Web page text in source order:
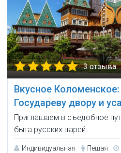
3 отзыва
Вкусное Коломенское:
Государеву двору и
Приглашаем в съедобное
быта русских царей.
Индивидуальная Пешая